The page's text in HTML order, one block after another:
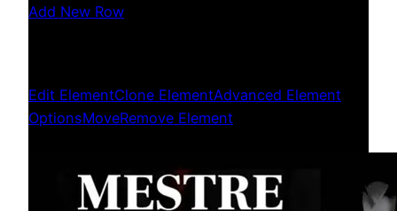
Add New Row
Edit ElementClone ElementAdvanced Element
OptionsMoveRemove Element